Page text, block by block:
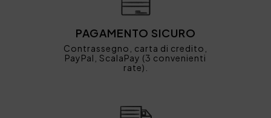
PAGAMENTO SICURO
Contrassegno, carta di credito,
PayPal, ScalaPay (3 convenienti
rate).